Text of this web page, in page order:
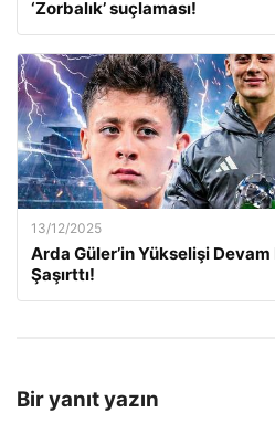
‘Zorbalık’ suçlaması!
13/12/2025
Arda Güler’in Yükselişi
Şaşırttı!
Bir yanıt yazın